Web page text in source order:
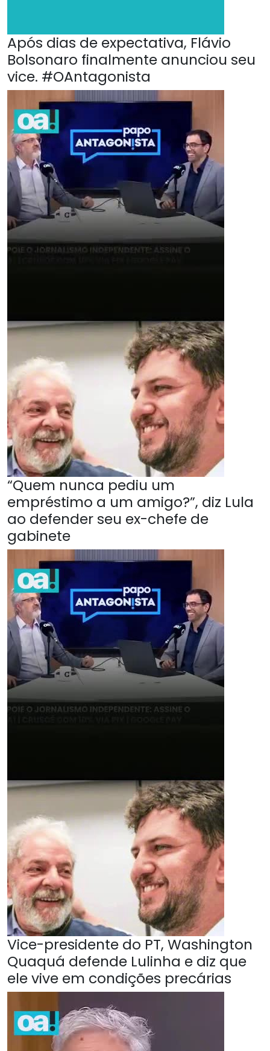
Após dias de expectativa, Flávio
Bolsonaro finalmente anunciou seu
vice. #OAntagonista
“Quem nunca pediu um
empréstimo a um amigo?”, diz Lula
ao defender seu ex-chefe de
gabinete
Vice-presidente do PT, Washington
Quaquá defende Lulinha e diz que
ele vive em condições precárias